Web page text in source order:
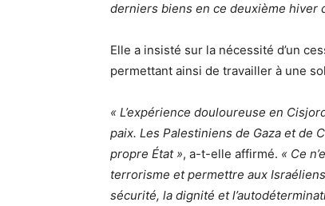
derniers biens en ce deuxième hiver
Elle a insisté sur la nécessité d’un
permettant ainsi de travailler à une
« L’expérience douloureuse en
paix. Les Palestiniens de Gaza et de
propre État », a-t-elle affirmé. « Ce
terrorisme et permettre aux
sécurité, la dignité et